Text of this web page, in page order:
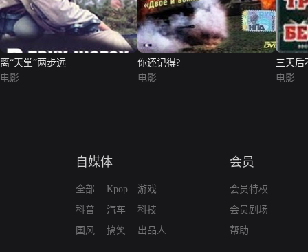
离“天堂”两步远
电影
你还记得?
电影
三天后
电影
自媒体
全部
科普
国风
Kpop
汽车
搞笑
游戏
科技
出品人
会员
会员特权
会员剧场
帮助